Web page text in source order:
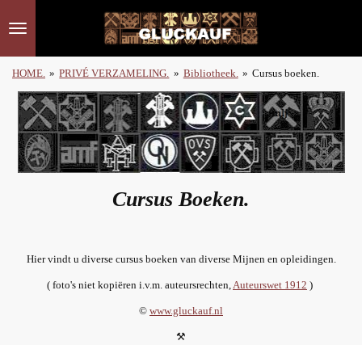
direct
hoofdinhoud
HOME. » PRIVÉ VERZAMELING. » Bibliotheek. » Cursus boeken.
Cursus Boeken.
Hier vindt u diverse cursus boeken van diverse Mijnen en opleidingen.
( foto's niet kopiëren i.v.m. auteursrechten,Auteurswet 1912 )
© www.gluckauf.nl
⚒